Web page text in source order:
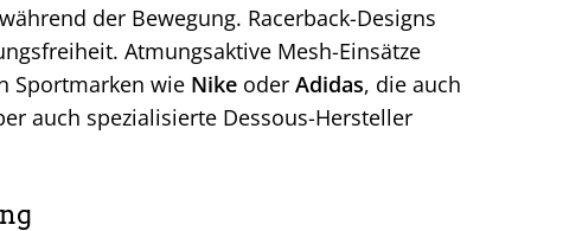
der Bewegung. Racerback-Designs
Atmungsaktive Mesh-Einsätze
Sportmarken wie Nikeoder Adidas, die auch
auch spezialisierte Dessous-Hersteller